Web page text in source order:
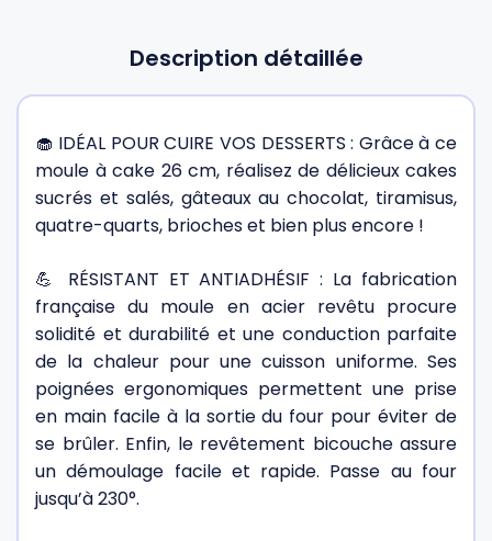
Description détaillée
🧁 IDÉAL POUR CUIRE VOS DESSERTS : Grâce à ce
moule à cake 26 cm, réalisez de délicieux cakes
sucrés et salés, gâteaux au chocolat, tiramisus,
quatre-quarts, brioches et bien plus encore !
💪 RÉSISTANT ET ANTIADHÉSIF : La fabrication
française du moule en acier revêtu procure
solidité et durabilité et une conduction parfaite
de la chaleur pour une cuisson uniforme. Ses
poignées ergonomiques permettent une prise
en main facile à la sortie du four pour éviter de
se brûler. Enfin, le revêtement bicouche assure
un démoulage facile et rapide. Passe au four
jusqu’à 230°.